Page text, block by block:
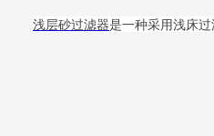
浅层砂过滤器是一种采用浅床